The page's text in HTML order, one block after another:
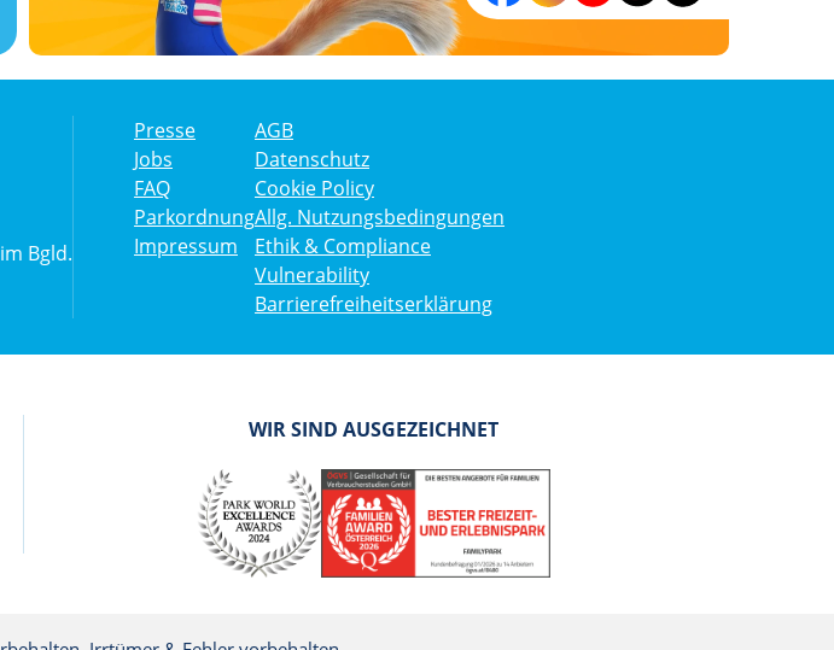
Bgld.
Presse
Jobs
FAQ
Parkordnung
Impressum
AGB
Datenschutz
Cookie Policy
Allg. Nutzungsbedingungen
Ethik & Compliance
Vulnerability
Barrierefreiheitserklärung
WIR SIND AUSGEZEICHNET